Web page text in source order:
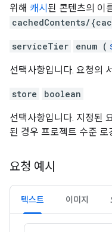
위해 캐시 된 콘텐츠의 이
cachedContents/
serviceTier enum (
선택사항입니다. 요청의
store boolean
선택사항입니다. 지정된
된 경우 프로젝트 수준 로
요청 예시
텍스트 이미지